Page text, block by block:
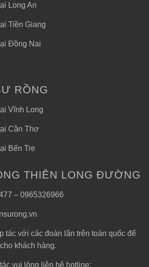
Long An
Tiền Giang
Đồng Nai
RỒNG
Vĩnh Long
Cần Thơ
Bến Tre
THIÊN LONG ĐƯỜNG
– 0965326966
tác với các đoàn lân trên toàn quốc để
khách hàng.
vui lòng liên hệ hotline: